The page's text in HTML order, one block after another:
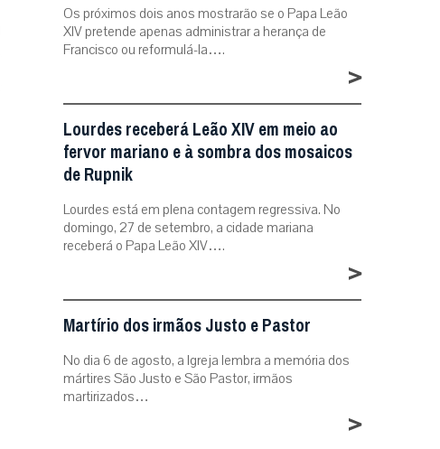
Os próximos dois anos mostrarão se o Papa Leão
XIV pretende apenas administrar a herança de
Francisco ou reformulá-la….
>
Lourdes receberá Leão XIV em meio ao
fervor mariano e à sombra dos mosaicos
de Rupnik
Lourdes está em plena contagem regressiva. No
domingo, 27 de setembro, a cidade mariana
receberá o Papa Leão XIV….
>
Martírio dos irmãos Justo e Pastor
No dia 6 de agosto, a Igreja lembra a memória dos
mártires São Justo e São Pastor, irmãos
martirizados…
>